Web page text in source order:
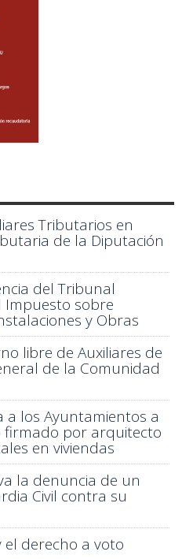
Tributarios en
de la Diputación
del Tribunal
Impuesto sobre
y Obras
libre de Auxiliares de
de la Comunidad
a los Ayuntamientos a
firmado por arquitecto
en viviendas
la denuncia de un
Civil contra su
el derecho a voto